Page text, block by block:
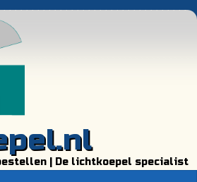
| De lichtkoepel specialist